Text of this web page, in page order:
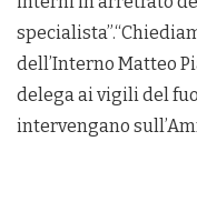
dell’Interno Matteo
delega ai vigili del
intervengano